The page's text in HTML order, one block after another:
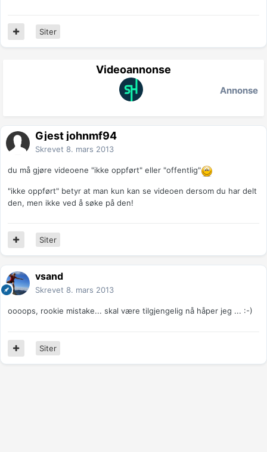
Siter
Videoannonse
Annonse
Gjest johnmf94
Skrevet 8. mars 2013
du må gjøre videoene "ikke oppført" eller "offentlig"
"ikke oppført" betyr at man kun kan se videoen dersom du har delt
den, men ikke ved å søke på den!
Siter
vsand
Skrevet 8. mars 2013
oooops, rookie mistake... skal være tilgjengelig nå håper jeg ... :-)
Siter